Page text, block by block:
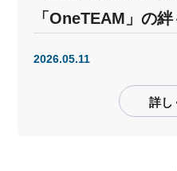
「OneTEAM」の絆
2026.05.11
詳し